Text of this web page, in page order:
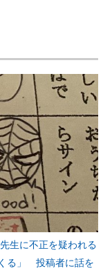
生に不正を疑われる
る」 投稿者に話を